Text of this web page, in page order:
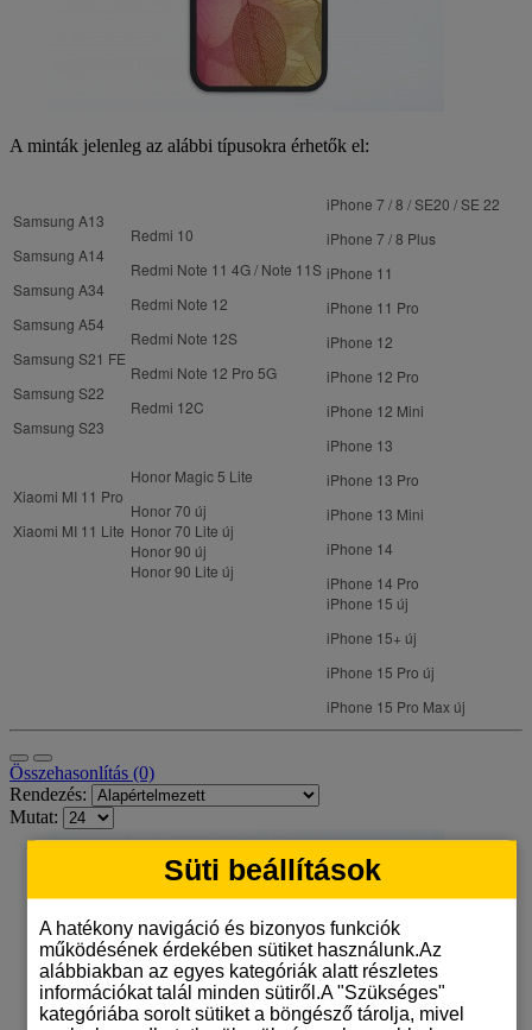
A minták jelenleg az alábbi típusokra érhetők el:
Samsung A13
Samsung A14
Samsung A34
Samsung A54
Samsung S21 FE
Samsung S22
Samsung S23
Xiaomi MI 11 Pro
Xiaomi MI 11 Lite
Redmi 10
Redmi Note 11 4G / Note 11S
Redmi Note 12
Redmi Note 12S
Redmi Note 12 Pro 5G
Redmi 12C
Honor Magic 5 Lite
Honor 70 új
Honor 70 Lite új
Honor 90 új
Honor 90 Lite új
iPhone 7 / 8 / SE20 / SE 22
iPhone 7 / 8 Plus
iPhone 11
iPhone 11 Pro
iPhone 12
iPhone 12 Pro
iPhone 12 Mini
iPhone 13
iPhone 13 Pro
iPhone 13 Mini
iPhone 14
iPhone 14 Pro
iPhone 15 új
iPhone 15+ új
iPhone 15 Pro új
iPhone 15 Pro Max új
Összehasonlítás (0)
Rendezés:
Mutat:
Süti beállítások
A hatékony navigáció és bizonyos funkciók
működésének érdekében sütiket használunk.Az
alábbiakban az egyes kategóriák alatt részletes
információkat talál minden sütiről.A "Szükséges"
kategóriába sorolt sütiket a böngésző tárolja, mivel